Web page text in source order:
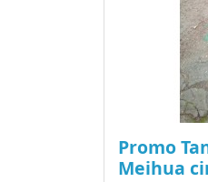
Promo
Meihua